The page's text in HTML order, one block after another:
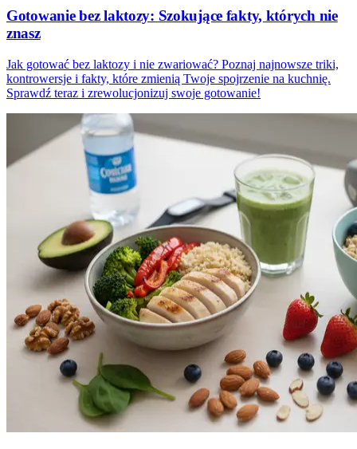
Gotowanie bez laktozy: Szokujące fakty, których nie
znasz
Jak gotować bez laktozy i nie zwariować? Poznaj najnowsze triki,
kontrowersje i fakty, które zmienią Twoje spojrzenie na kuchnię.
Sprawdź teraz i zrewolucjonizuj swoje gotowanie!